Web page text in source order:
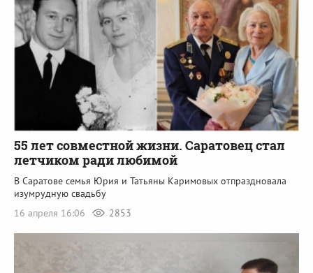
55 лет совместной жизни. Саратовец стал
летчиком ради любимой
В Саратове семья Юрия и Татьяны Каримовых отпраздновала
изумрудную свадьбу
16 апреля 16:06
2853